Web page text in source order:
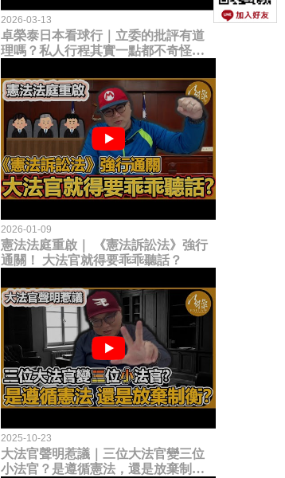
2026-03-13
卓榮泰日本看球行｜立委的批評有道
理嗎？私人行程其實一點都不奇怪？
2026-01-09
憲法法庭重啟｜ 《憲法訴訟法》強行
通關！ 大法官就得要乖乖聽話？
2025-10-23
大法官聲明惹議｜三位大法官變三位
小法官？是遵循憲法，還是放棄制衡